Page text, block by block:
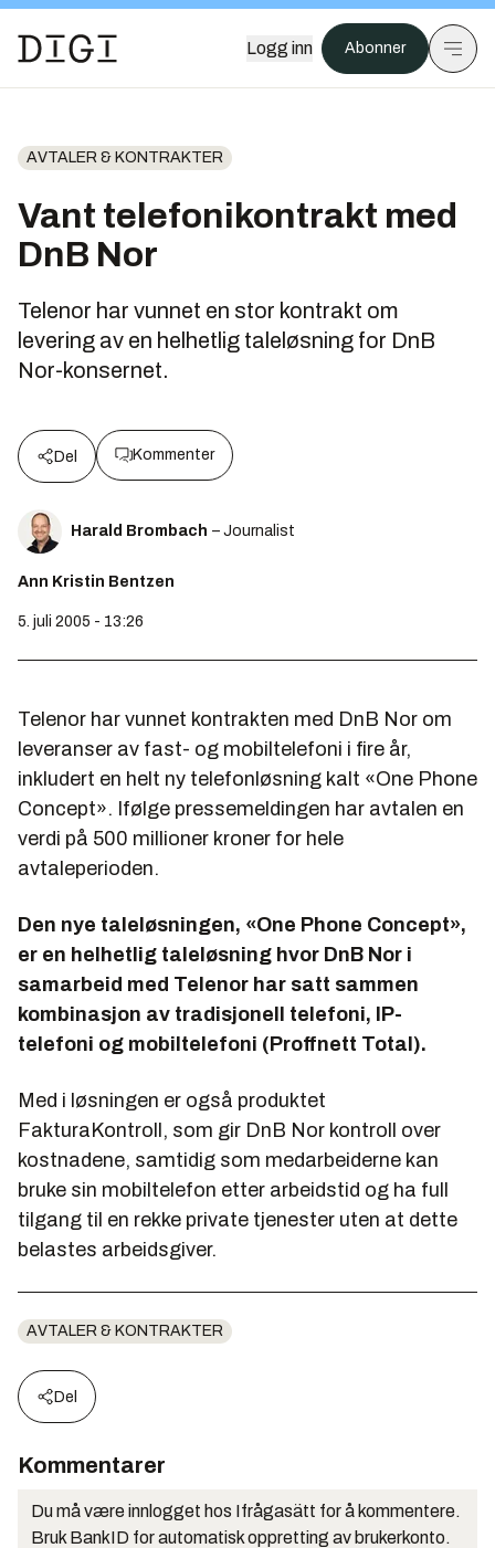
Logg inn Abonner
AVTALER & KONTRAKTER
Vant telefonikontrakt med
DnB Nor
Telenor har vunnet en stor kontrakt om
levering av en helhetlig taleløsning for DnB
Nor-konsernet.
Del Kommenter
Harald Brombach – Journalist
Ann Kristin Bentzen
5. juli 2005 - 13:26
Telenor har vunnet kontrakten med DnB Nor om
leveranser av fast- og mobiltelefoni i fire år,
inkludert en helt ny telefonløsning kalt «One Phone
Concept». Ifølge pressemeldingen har avtalen en
verdi på 500 millioner kroner for hele
avtaleperioden.
Den nye taleløsningen, «One Phone Concept»,
er en helhetlig taleløsning hvor DnB Nor i
samarbeid med Telenor har satt sammen
kombinasjon av tradisjonell telefoni, IP-
telefoni og mobiltelefoni (Proffnett Total).
Med i løsningen er også produktet
FakturaKontroll, som gir DnB Nor kontroll over
kostnadene, samtidig som medarbeiderne kan
bruke sin mobiltelefon etter arbeidstid og ha full
tilgang til en rekke private tjenester uten at dette
belastes arbeidsgiver.
AVTALER & KONTRAKTER
Del
Kommentarer
Du må være innlogget hos Ifrågasätt for å kommentere.
Bruk BankID for automatisk oppretting av brukerkonto.